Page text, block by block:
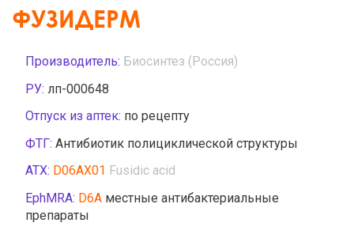
ФУЗИДЕРМ
Производитель: Биосинтез (Россия)
РУ: лп-000648
Отпуск из аптек: по рецепту
ФТГ: Антибиотик полициклической структуры
АТХ: D06AX01 Fusidic acid
EphMRA: D6A местные антибактериальные
препараты